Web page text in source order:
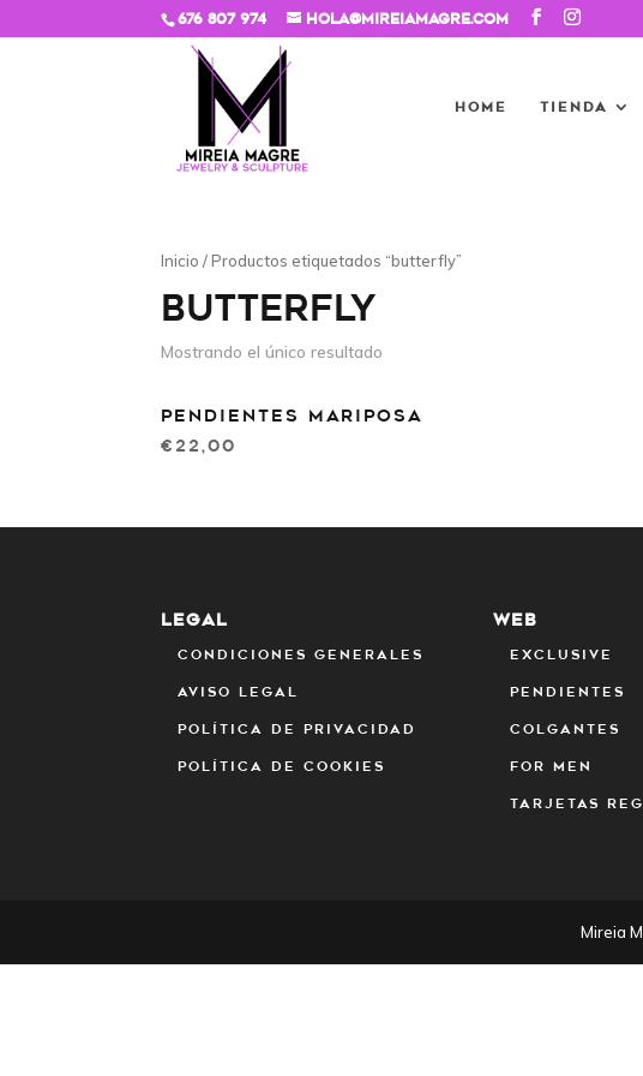
676 807 974 hola@mireiamagre.com
HOME Tienda
Inicio / Productos etiquetados “butterfly”
BUTTERFLY
Mostrando el único resultado
PENDIENTES MARIPOSA
€ 22,00
LEGAL
Condiciones generales
Aviso Legal
Política de privacidad
Política de Cookies
WEB
Exclusive
Pendientes
Colgantes
For Men
Tarjetas
Mireia